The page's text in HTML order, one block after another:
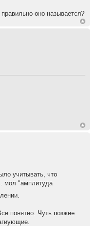
оно называется?
учитывать, что
мол "амплитуда
понятно. Чуть позжее